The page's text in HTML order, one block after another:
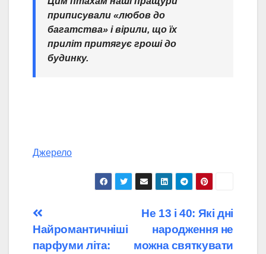
приписували «любов до
багатства» і вірили, що їх
приліт притягує гроші до
будинку.
Джерело
Навігація
записів
Не 13 і 40: Які дні
народження не
можна святкувати
Найромантичніші
парфуми літа: